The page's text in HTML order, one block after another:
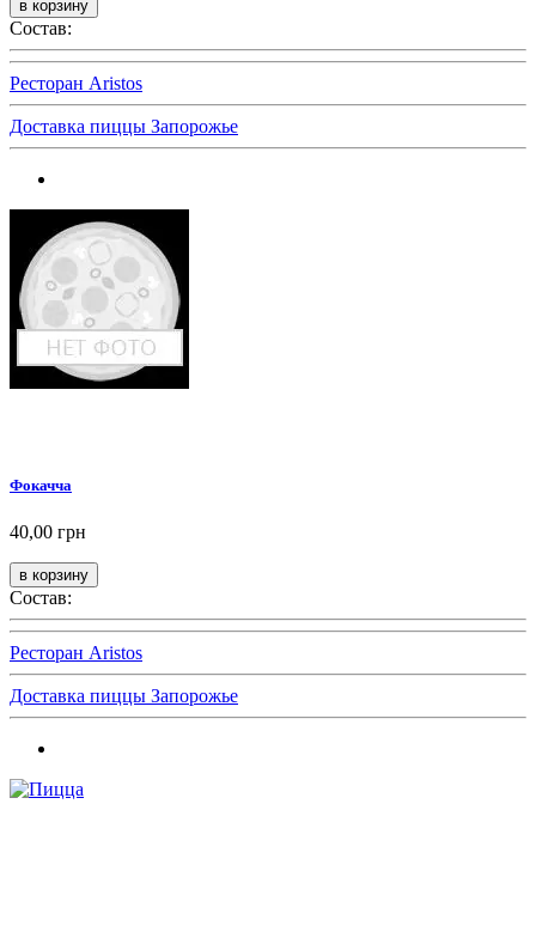
Состав:
Ресторан Aristos
Доставка пиццы Запорожье
Фокачча
40,00 грн
Состав:
Ресторан Aristos
Доставка пиццы Запорожье